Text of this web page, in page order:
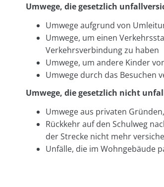
Umwege, die gesetzlich
Umwege aufgrund von
Umwege, um einen
Verkehrsverbindung zu haben
Umwege, um andere Kinder
Umwege durch das Besuchen
Umwege, die gesetzlich nicht
Umwege aus privaten
Rückkehr auf den Schulweg
der Strecke nicht mehr
Unfälle, die im Wohngebäude